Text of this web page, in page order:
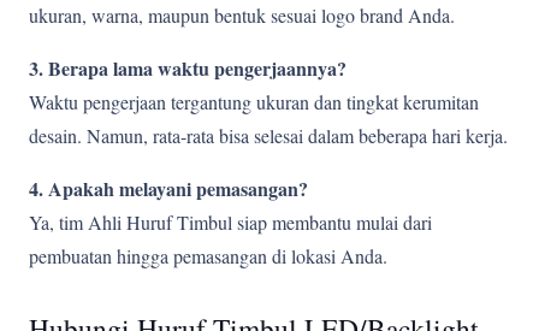
ukuran, warna, maupun bentuk sesuai logo brand Anda.
3. Berapa lama waktu pengerjaannya?
Waktu pengerjaan tergantung ukuran dan tingkat kerumitan
desain. Namun, rata-rata bisa selesai dalam beberapa hari kerja.
4. Apakah melayani pemasangan?
Ya, tim Ahli Huruf Timbul siap membantu mulai dari
pembuatan hingga pemasangan di lokasi Anda.